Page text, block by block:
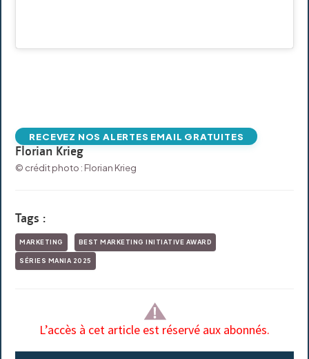
RECEVEZ NOS ALERTES EMAIL GRATUITES
Florian Krieg
© crédit photo : Florian Krieg
Tags :
MARKETING BEST MARKETING INITIATIVE AWARD
SÉRIES MANIA 2025
L’accès à cet article est réservé aux abonnés.